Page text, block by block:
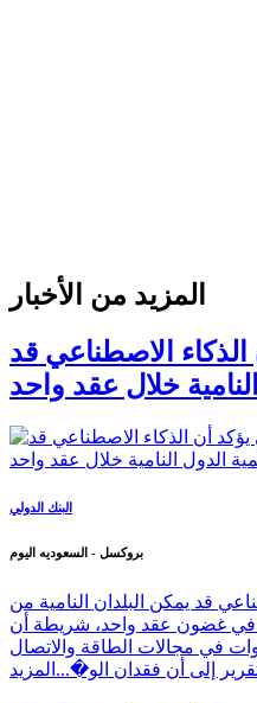
المزيد من الأخبار
الذكاء الاصطناعي قد
خلال عقد واحد
البنك الدولي
بروكسل - السعوديه اليوم
قد يمكن البلدان النامية من
في غضون عقد واحد، شريطة أن
في مجالات الطاقة والاتصال
إلى أن فقدان الو�... المزيد